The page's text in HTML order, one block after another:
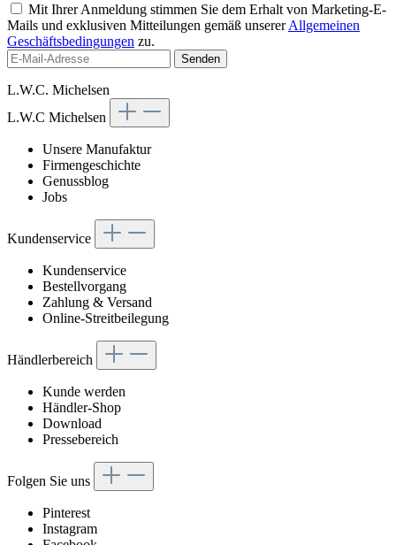
Mit Ihrer Anmeldung stimmen Sie dem Erhalt von Marketing-E-
Mails und exklusiven Mitteilungen gemäß unsererAllgemeinen
Geschäftsbedingungen zu.
Senden
L.W.C. Michelsen
L.W.C Michelsen
Unsere Manufaktur
Firmengeschichte
Genussblog
Jobs
Kundenservice
Kundenservice
Bestellvorgang
Zahlung & Versand
Online-Streitbeilegung
Händlerbereich
Kunde werden
Händler-Shop
Download
Pressebereich
Folgen Sie uns
Pinterest
Instagram